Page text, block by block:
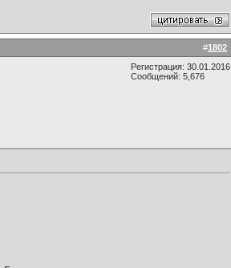
#1802
Регистрация: 30.01.2016
Сообщений: 5,676